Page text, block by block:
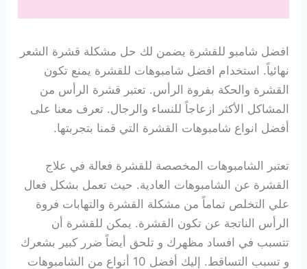
افضل شامبو للقشرة يضمن لك حل مشكلة قشرة الشعر
نهائياً. استخدام افضل شامبوهات للقشرة يمنع تكون
القشرة والحكة بفروة الرأس. تعتبر قشرة الرأس من
المشاكل الأكثر ازعاجاً للنساء والرجال. تعرف معنا على
أفضل انواع شامبوهات القشرة التي قمنا بتجربتها.
تعتبر الشامبوهات المخصصة للقشرة فعالة في علاج
القشرة عن الشامبوهات العادية. حيث تعمل بشكل فعال
علي التخلص تماماً من مشكلة القشرة والتهابات فروة
الرأس الناتجة عن تكون القشرة. يمكن للقشرة أن
تتسبب في افساد مظهرك و تلحق أيضاً ضرر كبير بشعرك
و تسبب التساقط. إليك أفضل 10 أنواع من الشامبوهات